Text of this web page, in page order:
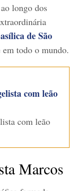
longo dos
de São
em todo o mundo.
com leão
com leão
Marcos